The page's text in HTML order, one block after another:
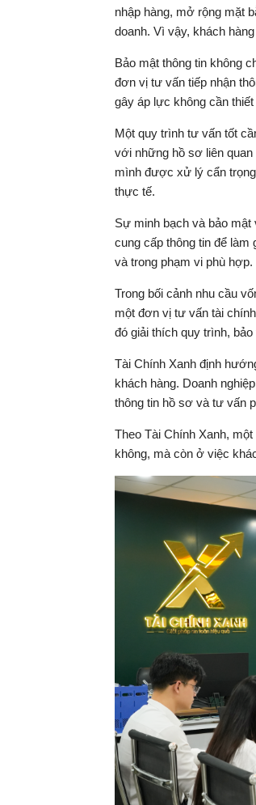
nhập hàng, mở rộng mặt
doanh. Vì vậy, khách
Bảo mật thông tin không
đơn vị tư vấn tiếp nhận
gây áp lực không cần
Một quy trình tư vấn tốt
với những hồ sơ liên quan
mình được xử lý cẩn
thực tế.
Sự minh bạch và bảo mật
cung cấp thông tin để
và trong phạm vi phù hợp.
Trong bối cảnh nhu cầu
một đơn vị tư vấn tài
đó giải thích quy trình,
Tài Chính Xanh định
khách hàng. Doanh
thông tin hồ sơ và tư vấn
Theo Tài Chính Xanh,
không, mà còn ở việc